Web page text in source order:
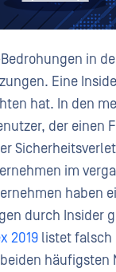
in
Eine
hat. In den
der einen
im
haben
durch Insider
2019 listet falsch
häufigsten